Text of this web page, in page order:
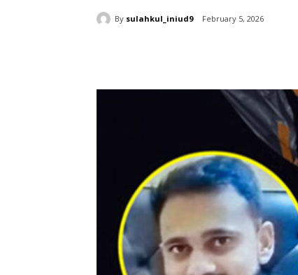
By sulahkul_iniud9 February 5, 2026